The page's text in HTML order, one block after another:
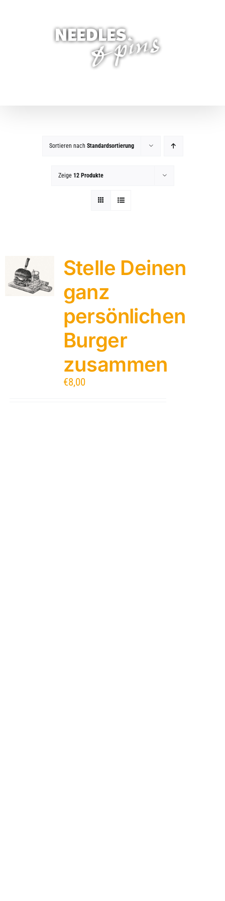
Sortieren nach Standardsortierung
Zeige 12 Produkte
Stelle Deinen
ganz
persönlichen
Burger
zusammen
€8,00